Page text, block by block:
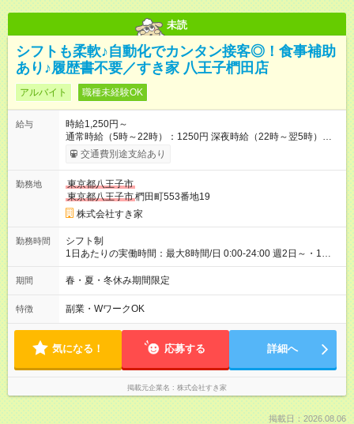
未読
シフトも柔軟♪自動化でカンタン接客◎！食事補助
あり♪履歴書不要／すき家 八王子椚田店
アルバイト 職種未経験OK
給与
時給1,250円～
通常時給（5時～22時）：1250円 深夜時給（22時～翌5時）：
1563円 高校生時給：1250円 【特別手当】早朝手当（5：00-9：
00）時給+150円 【試用期間】試用期間あり 試用期間の長さ：1
30日（※条件変更なし）ですが、切り上げで一ヶ月とさせてい
ただきます。 研修制度あり：15時間(研修中も同時給）
交通費別途支給あり
勤務地
東京都八王子市
東京都八王子市椚田町553番地19
株式会社すき家
勤務時間
シフト制
1日あたりの実働時間：最大8時間/日 0:00-24:00 週2日～・1日
2h～OK ＜シフト例＞ 〇朝帯 5:00-9:00 〇昼帯 9:00-14:00 〇午
後帯 14:00-18:00 〇夜帯 18:00-22:00 〇深夜帯 22:00-翌5:00 基
ます♪
期間 春・夏・冬休み期間限定
特徴 副業・WワークOK
気になる！ 応募する 詳細へ
掲載元企業名 株式会社すき家
掲載日：2026.08.06